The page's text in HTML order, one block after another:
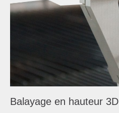
Balayage en hauteur 3D